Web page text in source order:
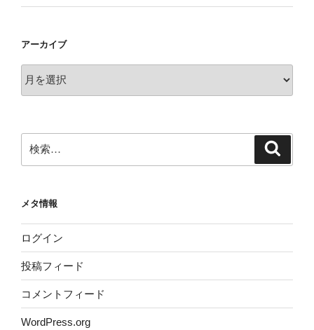
アーカイブ
ー
索:
メタ情報
ログイン
投稿フィード
コメントフィード
WordPress.org